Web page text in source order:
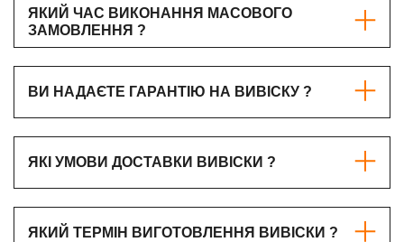
ЯКИЙ ЧАС ВИКОНАННЯ МАСОВОГО
ВИ НАДАЄТЕ ГАРАНТІЮ НА ВИВІСКУ ?
ЯКІ УМОВИ ДОСТАВКИ ВИВІСКИ ?